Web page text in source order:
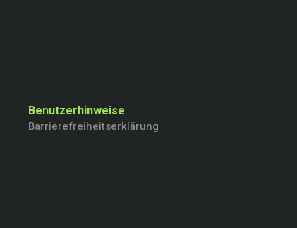
Benutzerhinweise
Barrierefreiheitserklärung